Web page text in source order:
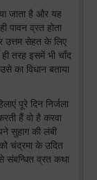
जाता है और यह
पावन व्रत होता
उत्तम सेहत के लिए
तरह इसमें भी चाँद
का विधान बताया
पूरे दिन निर्जला
हैं वो है करवा
सुहाग की लंबी
चंद्रमा के उदित
संबन्धित व्रत कथा